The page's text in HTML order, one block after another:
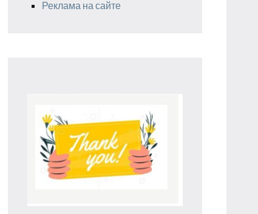
Реклама на сайте